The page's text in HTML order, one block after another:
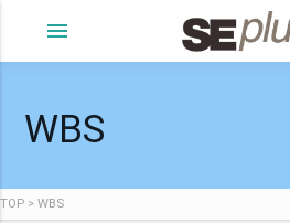
menu
WBS
TOP WBS